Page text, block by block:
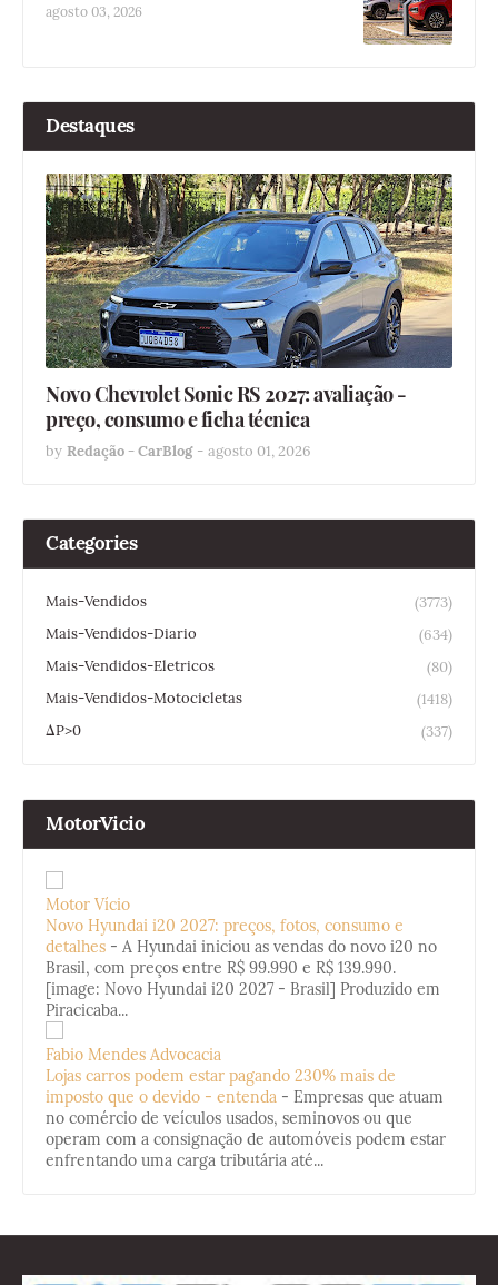
agosto 03, 2026
Destaques
Novo Chevrolet Sonic RS 2027: avaliação -
preço, consumo e ficha técnica
by Redação - CarBlog - agosto 01, 2026
Categories
Mais-Vendidos
(3773)
Mais-Vendidos-Diario
(634)
Mais-Vendidos-Eletricos
(80)
Mais-Vendidos-Motocicletas
(1418)
ΔP>0
(337)
MotorVicio
Motor Vício
Novo Hyundai i20 2027: preços, fotos, consumo e
detalhes - A Hyundai iniciou as vendas do novo i20 no
Brasil, com preços entre R$ 99.990 e R$ 139.990.
[image: Novo Hyundai i20 2027 - Brasil] Produzido em
Piracicaba...
Fabio Mendes Advocacia
Lojas carros podem estar pagando 230% mais de
imposto que o devido - entenda - Empresas que atuam
no comércio de veículos usados, seminovos ou que
operam com a consignação de automóveis podem estar
enfrentando uma carga tributária até...